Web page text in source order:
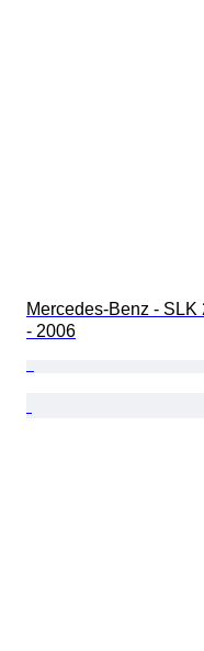
Mercedes-Benz - SLK
- 2006